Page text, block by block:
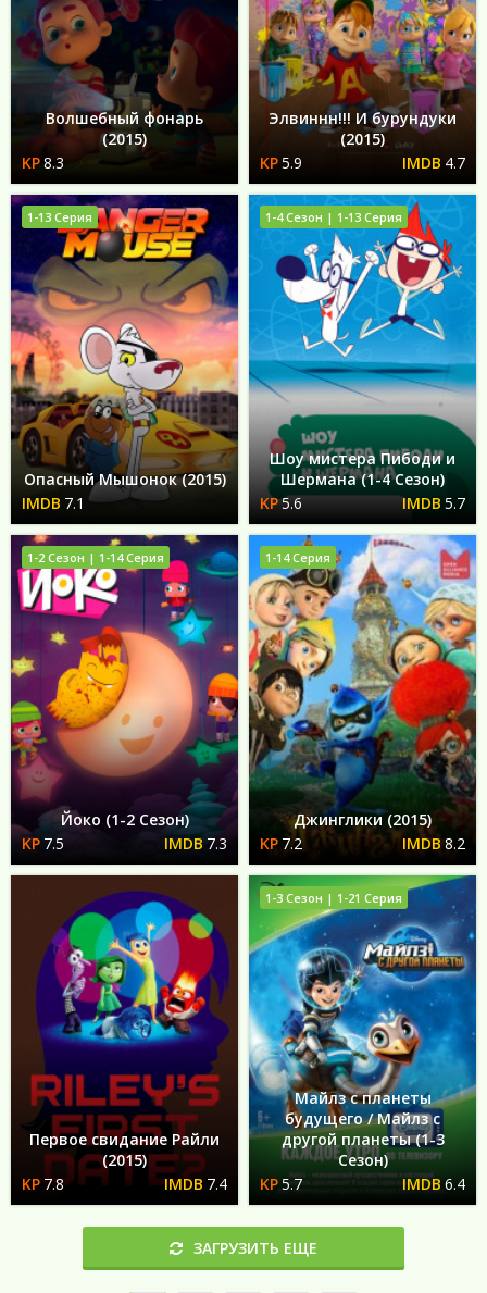
Волшебный фонарь
(2015)
8.3
Элвиннн!!! И бурундуки
(2015)
5.9
4.7
Опасный Мышонок (2015)
7.1
1-13 Серия
Шоу мистера Пибоди и
Шермана (1-4 Сезон)
5.6
5.7
1-4 Сезон | 1-13 Серия
Йоко (1-2 Сезон)
7.5
7.3
1-2 Сезон | 1-14 Серия
Джинглики (2015)
7.2
8.2
1-14 Серия
Первое свидание Райли
(2015)
7.8
7.4
Майлз с планеты
будущего / Майлз с
другой планеты (1-3
Сезон)
5.7
6.4
1-3 Сезон | 1-21 Серия
ЗАГРУЗИТЬ ЕЩЕ